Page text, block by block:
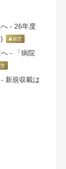
へ - 26年度
経営
- 「病院
新規収載は